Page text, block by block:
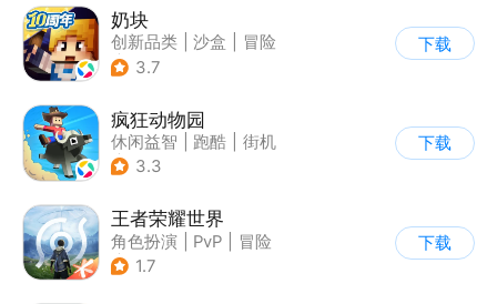
奶块
创新品类 沙盒
冒险
| 开放世界
3.7
下载
疯狂动物园
休闲益智 跑酷
街机
| 像素风
3.3
下载
王者荣耀世界
角色扮演 PvP
冒险
| 开放世界
1.7
下载